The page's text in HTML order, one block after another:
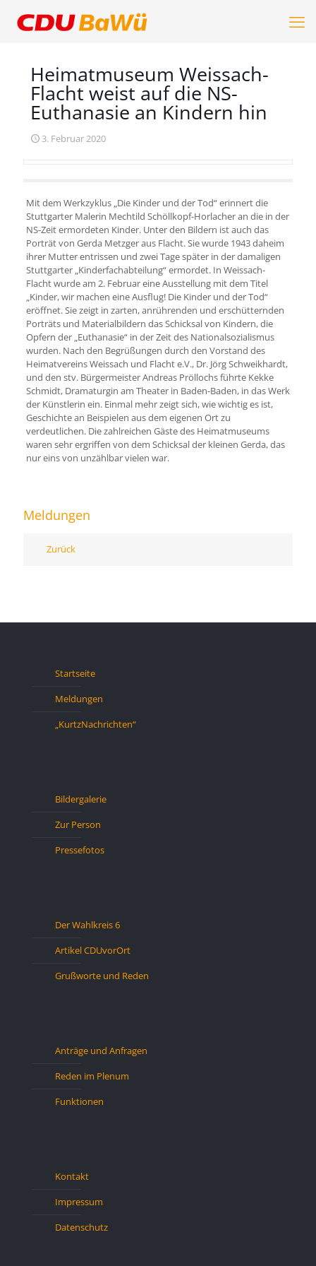
Heimatmuseum Weissach-
Flacht weist auf die NS-
Euthanasie an Kindern hin
3. Februar 2020
Mit dem Werkzyklus „Die Kinder und der Tod“ erinnert die
Stuttgarter Malerin Mechtild Schöllkopf-Horlacher an die in der
NS-Zeit ermordeten Kinder. Unter den Bildern ist auch das
Porträt von Gerda Metzger aus Flacht. Sie wurde 1943 daheim
ihrer Mutter entrissen und zwei Tage später in der damaligen
Stuttgarter „Kinderfachabteilung“ ermordet. In Weissach-
Flacht wurde am 2. Februar eine Ausstellung mit dem Titel
„Kinder, wir machen eine Ausflug! Die Kinder und der Tod“
eröffnet. Sie zeigt in zarten, anrührenden und erschütternden
Porträts und Materialbildern das Schicksal von Kindern, die
Opfern der „Euthanasie“ in der Zeit des Nationalsozialismus
wurden. Nach den Begrüßungen durch den Vorstand des
Heimatvereins Weissach und Flacht e.V., Dr. Jörg Schweikhardt,
und den stv. Bürgermeister Andreas Pröllochs führte Kekke
Schmidt, Dramaturgin am Theater in Baden-Baden, in das Werk
der Künstlerin ein. Einmal mehr zeigt sich, wie wichtig es ist,
Geschichte an Beispielen aus dem eigenen Ort zu
verdeutlichen. Die zahlreichen Gäste des Heimatmuseums
waren sehr ergriffen von dem Schicksal der kleinen Gerda, das
nur eins von unzählbar vielen war.
Meldungen
Zurück
Startseite
Meldungen
„KurtzNachrichten“
Bildergalerie
Zur Person
Pressefotos
Der Wahlkreis 6
Artikel CDUvorOrt
Grußworte und Reden
Anträge und Anfragen
Reden im Plenum
Funktionen
Kontakt
Impressum
Datenschutz